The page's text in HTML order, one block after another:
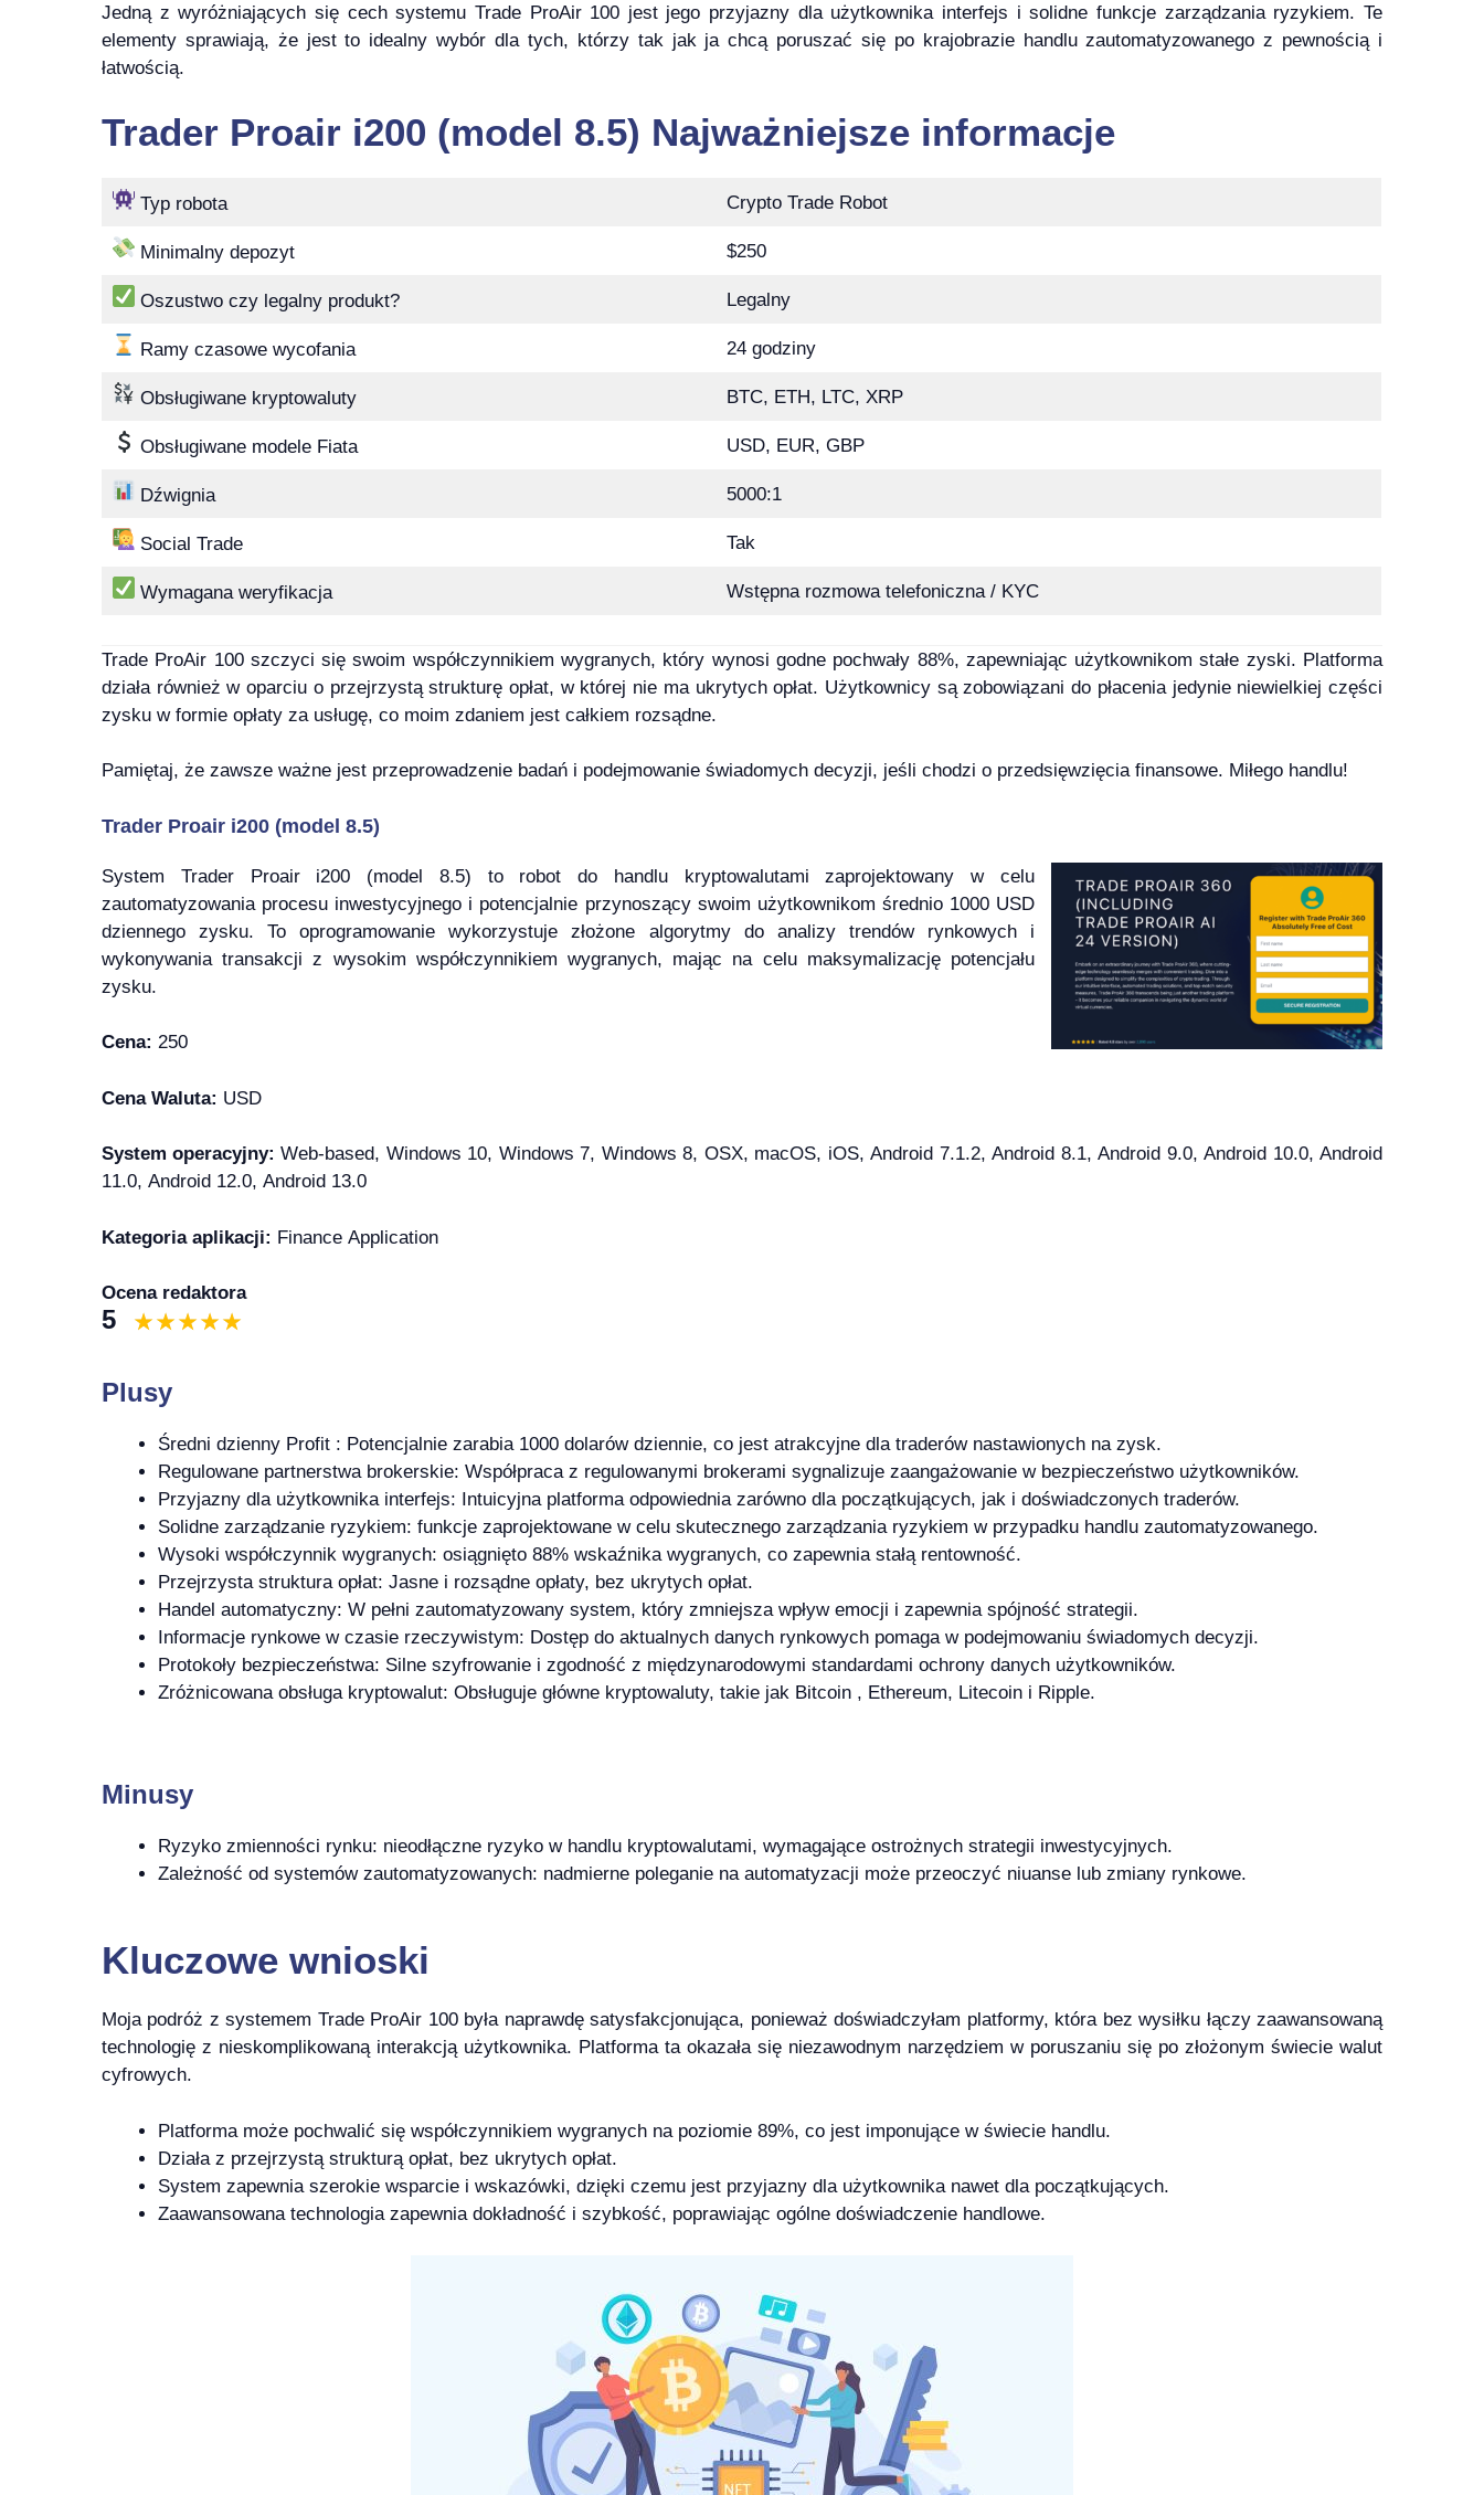
Jedną z wyróżniających się cech systemu Trade ProAir 100 jest jego przyjazny dla użytkownika interfejs i solidne funkcje zarządzania ryzykiem. Te
elementy sprawiają, że jest to idealny wybór dla tych, którzy tak jak ja chcą poruszać się po krajobrazie handlu zautomatyzowanego z pewnością i
łatwością.
Trader Proair i200 (model 8.5) Najważniejsze informacje
Typ robota Crypto Trade Robot
Minimalny depozyt $250
Oszustwo czy legalny produkt? Legalny
Ramy czasowe wycofania 24 godziny
Obsługiwane kryptowaluty BTC, ETH, LTC, XRP
Obsługiwane modele Fiata USD, EUR, GBP
Dźwignia 5000:1
Social Trade Tak
Wymagana weryfikacja Wstępna rozmowa telefoniczna / KYC
Trade ProAir 100 szczyci się swoim współczynnikiem wygranych, który wynosi godne pochwały 88%, zapewniając użytkownikom stałe zyski. Platforma
działa również w oparciu o przejrzystą strukturę opłat, w której nie ma ukrytych opłat. Użytkownicy są zobowiązani do płacenia jedynie niewielkiej części
zysku w formie opłaty za usługę, co moim zdaniem jest całkiem rozsądne.
Pamiętaj, że zawsze ważne jest przeprowadzenie badań i podejmowanie świadomych decyzji, jeśli chodzi o przedsięwzięcia finansowe. Miłego handlu!
Trader Proair i200 (model 8.5)
System Trader Proair i200 (model 8.5) to robot do handlu kryptowalutami zaprojektowany w celu
zautomatyzowania procesu inwestycyjnego i potencjalnie przynoszący swoim użytkownikom średnio 1000 USD
dziennego zysku. To oprogramowanie wykorzystuje złożone algorytmy do analizy trendów rynkowych i
wykonywania transakcji z wysokim współczynnikiem wygranych, mając na celu maksymalizację potencjału
zysku.
Cena: 250
Cena Waluta: USD
System operacyjny: Web-based, Windows 10, Windows 7, Windows 8, OSX, macOS, iOS, Android 7.1.2, Android 8.1, Android 9.0, Android 10.0, Android
11.0, Android 12.0, Android 13.0
Kategoria aplikacji: Finance Application
Ocena redaktora
5
Plusy
Średni dzienny Profit : Potencjalnie zarabia 1000 dolarów dziennie, co jest atrakcyjne dla traderów nastawionych na zysk.
Regulowane partnerstwa brokerskie: Współpraca z regulowanymi brokerami sygnalizuje zaangażowanie w bezpieczeństwo użytkowników.
Przyjazny dla użytkownika interfejs: Intuicyjna platforma odpowiednia zarówno dla początkujących, jak i doświadczonych traderów.
Solidne zarządzanie ryzykiem: funkcje zaprojektowane w celu skutecznego zarządzania ryzykiem w przypadku handlu zautomatyzowanego.
Wysoki współczynnik wygranych: osiągnięto 88% wskaźnika wygranych, co zapewnia stałą rentowność.
Przejrzysta struktura opłat: Jasne i rozsądne opłaty, bez ukrytych opłat.
Handel automatyczny: W pełni zautomatyzowany system, który zmniejsza wpływ emocji i zapewnia spójność strategii.
Informacje rynkowe w czasie rzeczywistym: Dostęp do aktualnych danych rynkowych pomaga w podejmowaniu świadomych decyzji.
Protokoły bezpieczeństwa: Silne szyfrowanie i zgodność z międzynarodowymi standardami ochrony danych użytkowników.
Zróżnicowana obsługa kryptowalut: Obsługuje główne kryptowaluty, takie jak Bitcoin , Ethereum, Litecoin i Ripple.
Minusy
Ryzyko zmienności rynku: nieodłączne ryzyko w handlu kryptowalutami, wymagające ostrożnych strategii inwestycyjnych.
Zależność od systemów zautomatyzowanych: nadmierne poleganie na automatyzacji może przeoczyć niuanse lub zmiany rynkowe.
Kluczowe wnioski
Moja podróż z systemem Trade ProAir 100 była naprawdę satysfakcjonująca, ponieważ doświadczyłam platformy, która bez wysiłku łączy zaawansowaną
technologię z nieskomplikowaną interakcją użytkownika. Platforma ta okazała się niezawodnym narzędziem w poruszaniu się po złożonym świecie walut
cyfrowych.
Platforma może pochwalić się współczynnikiem wygranych na poziomie 89%, co jest imponujące w świecie handlu.
Działa z przejrzystą strukturą opłat, bez ukrytych opłat.
System zapewnia szerokie wsparcie i wskazówki, dzięki czemu jest przyjazny dla użytkownika nawet dla początkujących.
Zaawansowana technologia zapewnia dokładność i szybkość, poprawiając ogólne doświadczenie handlowe.